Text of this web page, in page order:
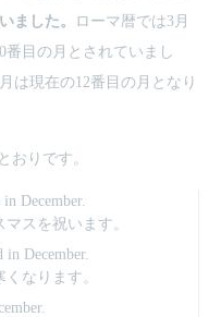
ました。
ローマ暦では3月
番目の月とされていまし
は現在の12番目の月となり
おりです。
December.
スを祝います。
in December.
なります。